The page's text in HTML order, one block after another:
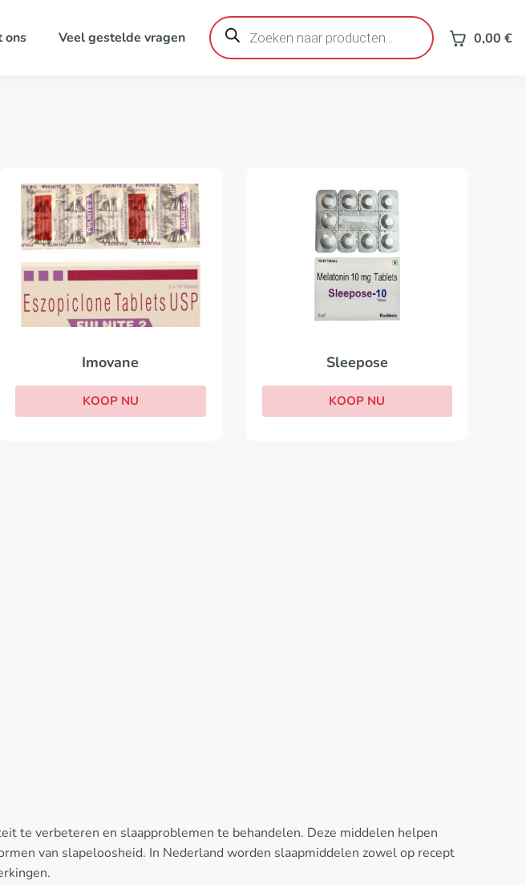
ons Veel gestelde vragen
Producten
zoeken 0,00 €
Imovane
KOOP NU
Sleepose
KOOP NU
te verbeteren en slaapproblemen te behandelen. Deze middelen helpen
van slapeloosheid. In Nederland worden slaapmiddelen zowel op recept